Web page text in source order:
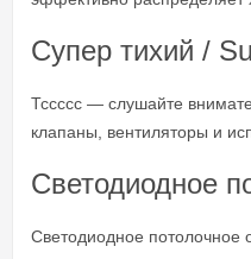
Супер тихий /
Тссссс — слушайте
клапаны, вентиляторы и
Светодиодное
Светодиодное потолочное